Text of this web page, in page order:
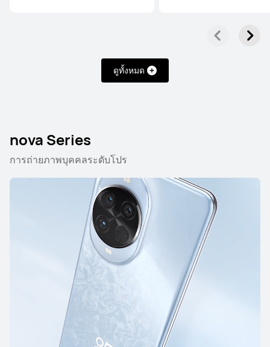
ดูทั้งหมด
nova Series
การถ่ายภาพบุคคลระดับโปร
HUAWEI Pura 90s Pro
HUAWEI Pura 80 Ultra
HUAWEI Pura 80 Pro